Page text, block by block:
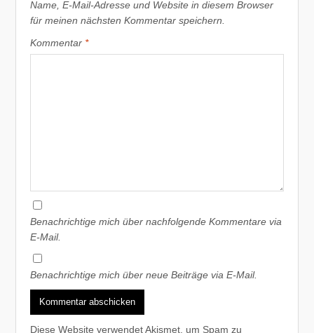
Name, E-Mail-Adresse und Website in diesem Browser
für meinen nächsten Kommentar speichern.
Kommentar *
Benachrichtige mich über nachfolgende Kommentare via
E-Mail.
Benachrichtige mich über neue Beiträge via E-Mail.
Diese Website verwendet Akismet, um Spam zu